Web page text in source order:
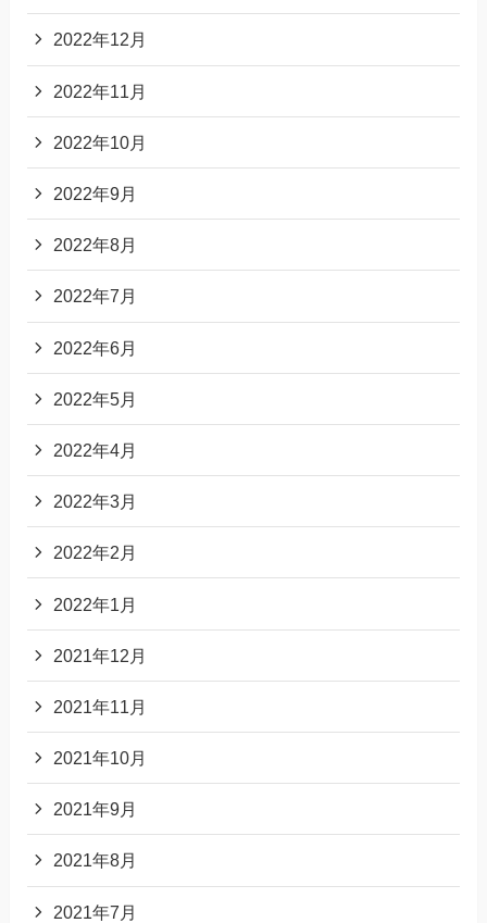
2022年12月
2022年11月
2022年10月
2022年9月
2022年8月
2022年7月
2022年6月
2022年5月
2022年4月
2022年3月
2022年2月
2022年1月
2021年12月
2021年11月
2021年10月
2021年9月
2021年8月
2021年7月